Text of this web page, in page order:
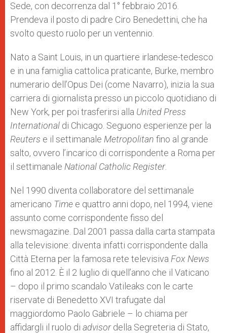
Sede, con decorrenza dal 1° febbraio 2016.
Prendeva il posto di padre Ciro Benedettini, che ha
svolto questo ruolo per un ventennio.
Nato a Saint Louis, in un quartiere irlandese-tedesco
e in una famiglia cattolica praticante, Burke, membro
numerario dell’Opus Dei (come Navarro), inizia la sua
carriera di giornalista presso un piccolo quotidiano di
New York, per poi trasferirsi alla United Press
International di Chicago. Seguono esperienze per la
Reuters e il settimanale Metropolitan fino al grande
salto, ovvero l’incarico di corrispondente a Roma per
il settimanale National Catholic Register.
Nel 1990 diventa collaboratore del settimanale
americano Time e quattro anni dopo, nel 1994, viene
assunto come corrispondente fisso del
newsmagazine. Dal 2001 passa dalla carta stampata
alla televisione: diventa infatti corrispondente dalla
Città Eterna per la famosa rete televisiva Fox News
fino al 2012. È il 2 luglio di quell’anno che il Vaticano
– dopo il primo scandalo Vatileaks con le carte
riservate di Benedetto XVI trafugate dal
maggiordomo Paolo Gabriele – lo chiama per
affidargli il ruolo di advisordella Segreteria di Stato,